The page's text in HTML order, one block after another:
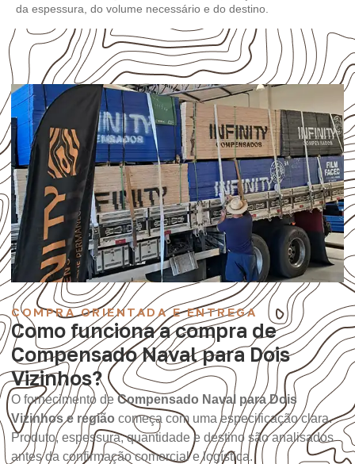
da espessura, do volume necessário e do destino.
COMPRA ORIENTADA E ENTREGA
Como funciona a compra de
Compensado Naval para Dois
Vizinhos?
O fornecimento de Compensado Naval para Dois
Vizinhos e região começa com uma especificação clara.
Produto, espessura, quantidade e destino são analisados
antes da confirmação comercial e logística.